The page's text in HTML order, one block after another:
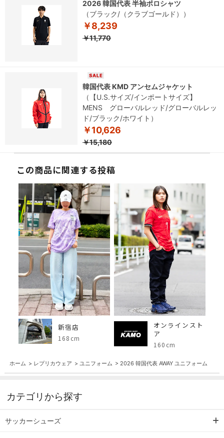
2026 韓国代表 半袖ポロシャツ
（ブラック/（クラブゴールド））
￥8,239
￥11,770
韓国代表 KMD アンセムジャケット
（【U.S.サイズ/インポートサイズ】
MENS グローバルレッド/グローバルレッ
ド/ブラック/ホワイト）
￥10,626
￥15,180
この商品に関連する投稿
新宿店
168cm
オンラインスト
ア
160cm
ホーム > レプリカウェア > ユニフォーム > 2026 韓国代表 AWAY ユニフォーム
カテゴリから探す
サッカーシューズ